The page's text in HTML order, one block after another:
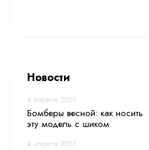
Новости
4 апреля 2025
Бомберы весной: как носить
эту модель с шиком
4 апреля 2025